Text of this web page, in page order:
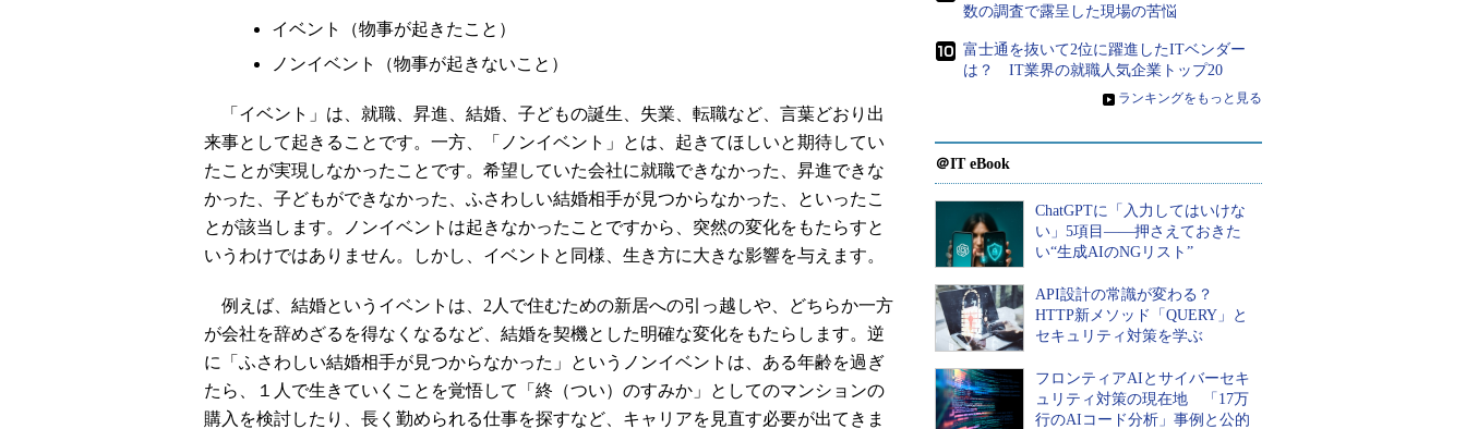
イベント（物事が起きたこと）
ノンイベント（物事が起きないこと）
「イベント」は、就職、昇進、結婚、子どもの誕生、失業、転職など、言葉どおり出
来事として起きることです。一方、「ノンイベント」とは、起きてほしいと期待してい
たことが実現しなかったことです。希望していた会社に就職できなかった、昇進できな
かった、子どもができなかった、ふさわしい結婚相手が見つからなかった、といったこ
とが該当します。ノンイベントは起きなかったことですから、突然の変化をもたらすと
いうわけではありません。しかし、イベントと同様、生き方に大きな影響を与えます。
例えば、結婚というイベントは、2人で住むための新居への引っ越しや、どちらか一方
が会社を辞めざるを得なくなるなど、結婚を契機とした明確な変化をもたらします。逆
に「ふさわしい結婚相手が見つからなかった」というノンイベントは、ある年齢を過ぎ
たら、１人で生きていくことを覚悟して「終（つい）のすみか」としてのマンションの
購入を検討したり、長く勤められる仕事を探すなど、キャリアを見直す必要が出てきま
数の調査で露呈した現場の苦悩
富士通を抜いて2位に躍進したITベンダー
は？ IT業界の就職人気企業トップ20
» ランキングをもっと見る
＠IT eBook
ChatGPTに「入力してはいけな
い」5項目――押さえておきた
い“生成AIのNGリスト”
API設計の常識が変わる？
HTTP新メソッド「QUERY」と
セキュリティ対策を学ぶ
フロンティアAIとサイバーセキ
ュリティ対策の現在地 「17万
行のAIコード分析」事例と公的